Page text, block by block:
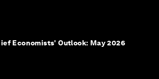
Economists' Outlook: May 2026